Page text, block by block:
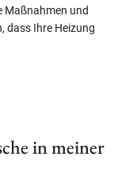
Maßnahmen und
dass Ihre Heizung
in meiner